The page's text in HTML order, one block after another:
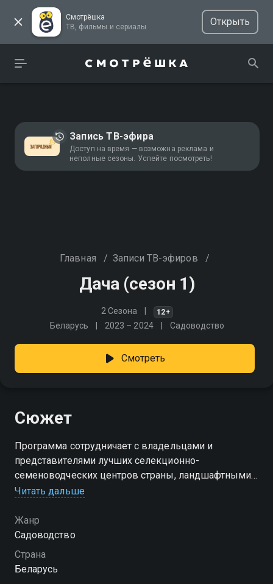
Смотрёшка
ТВ, фильмы и сериалы
Открыть
Запись ТВ-эфира
Доступ на время — возможна реклама и
неполные сезоны. Успейте посмотреть!
Главная / Записи ТВ-эфиров /
Дача (сезон 1)
2 Сезона 12+
Беларусь 2023 – 2024 Садоводство
Смотреть
Сюжет
Программа сотрудничает с владельцами и
представителями лучших селекционно-
семеноводческих центров страны, ландшафтными
дизайнерами, показывает последние тенденции
практически всех овощных и цветочных культур
Посмотреть онлайн 1 сезон сериала Дача вы
можете совершенно бесплатно в хорошем HD
качестве на Смотрёшке
Читать дальше
Жанр
Садоводство
Страна
Беларусь